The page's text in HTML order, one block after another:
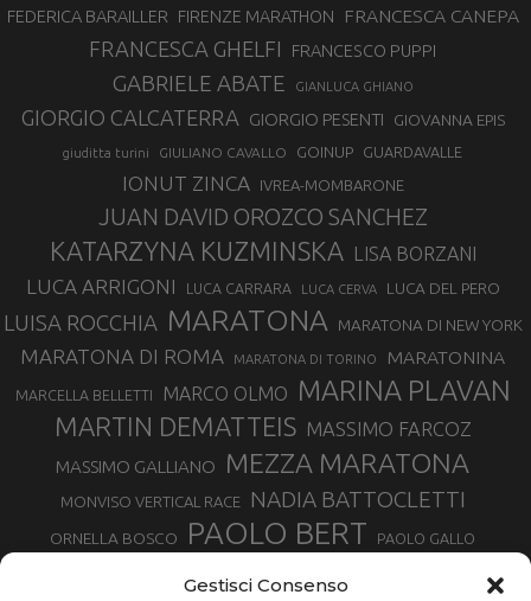
Gestisci Consenso
FEDERICA BARAILLER FIRENZE MARATHON FRANCESCA CANEPA
FRANCESCA GHELFI FRANCESCO PUPPI
GABRIELE ABATE GIANLUCA GHIANO
GIORGIO CALCATERRA GIORGIO PESENTI GIOVANNA EPIS
giuditta turini GIULIANO CAVALLO GOINUP GUARDAVALLE
IONUT ZINCA IVREA-MOMBARONE
JUAN DAVID OROZCO SANCHEZ
KATARZYNA KUZMINSKA LISA BORZANI
LUCA ARRIGONI LUCA CARRARA LUCA CERVA LUCA DEL PERO
LUISA ROCCHIA MARATONA MARATONA DI NEW YORK
MARATONA DI ROMA MARATONA DI TORINO MARATONINA
MARCELLA BELLETTI MARCO OLMO MARINA PLAVAN
MARTIN DEMATTEIS MASSIMO FARCOZ
MASSIMO GALLIANO MEZZA MARATONA
MONVISO VERTICAL RACE NADIA BATTOCLETTI
ORNELLA BOSCO PAOLO BERT PAOLO GALLO